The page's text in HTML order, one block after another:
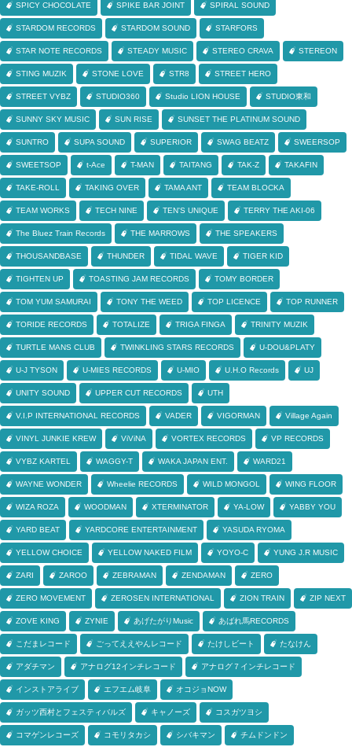
SPICY CHOCOLATE SPIKE BAR JOINT SPIRAL SOUND
STARDOM RECORDS STARDOM SOUND STARFORS
STAR NOTE RECORDS STEADY MUSIC STEREO CRAVA STEREON
STING MUZIK STONE LOVE STR8 STREET HERO
STREET VYBZ STUDIO360 Studio LION HOUSE STUDIO東和
SUNNY SKY MUSIC SUN RISE SUNSET THE PLATINUM SOUND
SUNTRO SUPA SOUND SUPERIOR SWAG BEATZ SWEERSOP
SWEETSOP t-Ace T-MAN TAITANG TAK-Z TAKAFIN
TAKE-ROLL TAKING OVER TAMA ANT TEAM BLOCKA
TEAM WORKS TECH NINE TEN'S UNIQUE TERRY THE AKI-06
The Bluez Train Records THE MARROWS THE SPEAKERS
THOUSANDBASE THUNDER TIDAL WAVE TIGER KID
TIGHTEN UP TOASTING JAM RECORDS TOMY BORDER
TOM YUM SAMURAI TONY THE WEED TOP LICENCE TOP RUNNER
TORIDE RECORDS TOTALIZE TRIGA FINGA TRINITY MUZIK
TURTLE MANS CLUB TWINKLING STARS RECORDS U-DOU&PLATY
U-J TYSON U-MIES RECORDS U-MIO U.H.O Records UJ
UNITY SOUND UPPER CUT RECORDS UTH
V.I.P INTERNATIONAL RECORDS VADER VIGORMAN Village Again
VINYL JUNKIE KREW ViViNA VORTEX RECORDS VP RECORDS
VYBZ KARTEL WAGGY-T WAKA JAPAN ENT. WARD21
WAYNE WONDER Wheelie RECORDS WILD MONGOL WING FLOOR
WIZA ROZA WOODMAN XTERMINATOR YA-LOW YABBY YOU
YARD BEAT YARDCORE ENTERTAINMENT YASUDA RYOMA
YELLOW CHOICE YELLOW NAKED FILM YOYO-C YUNG J.R MUSIC
ZARI ZAROO ZEBRAMAN ZENDAMAN ZERO
ZERO MOVEMENT ZEROSEN INTERNATIONAL ZION TRAIN ZIP NEXT
ZOVE KING ZYNIE あげたがりMusic あばれ馬RECORDS
こだまレコード ごってええやんレコード たけしビート たなけん
アダチマン アナログ12インチレコード アナログ７インチレコード
インストアライブ エフエム岐阜 オコジョNOW
ガッツ西村とフェスティバルズ キャノーズ コスガツヨシ
コマゲンレコーズ コモリタカシ シバキマン チムドンドン